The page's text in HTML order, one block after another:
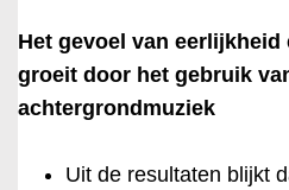
Het gevoel van eerlijkheid
groeit door het gebruik
achtergrondmuziek
Uit de resultaten blijkt